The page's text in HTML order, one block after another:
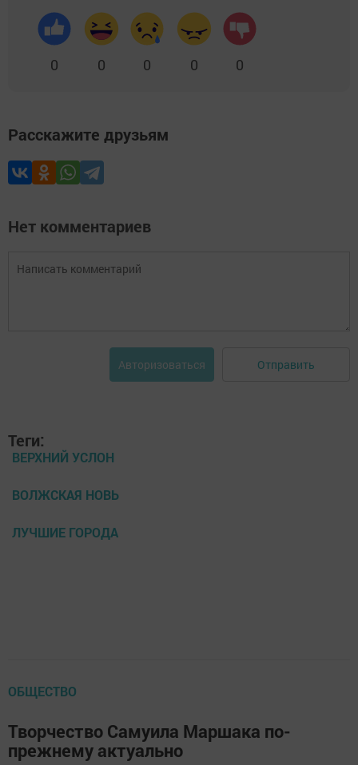
0 0 0 0 0
Расскажите друзьям
Нет комментариев
Авторизоваться Отправить
Теги:
ВЕРХНИЙ УСЛОН
ВОЛЖСКАЯ НОВЬ
ЛУЧШИЕ ГОРОДА
ОБЩЕСТВО
Творчество Самуила Маршака по-
прежнему актуально